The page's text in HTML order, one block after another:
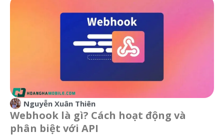
Nguyễn Xuân Thiên
Webhook là gì? Cách hoạt động và
phân biệt với API